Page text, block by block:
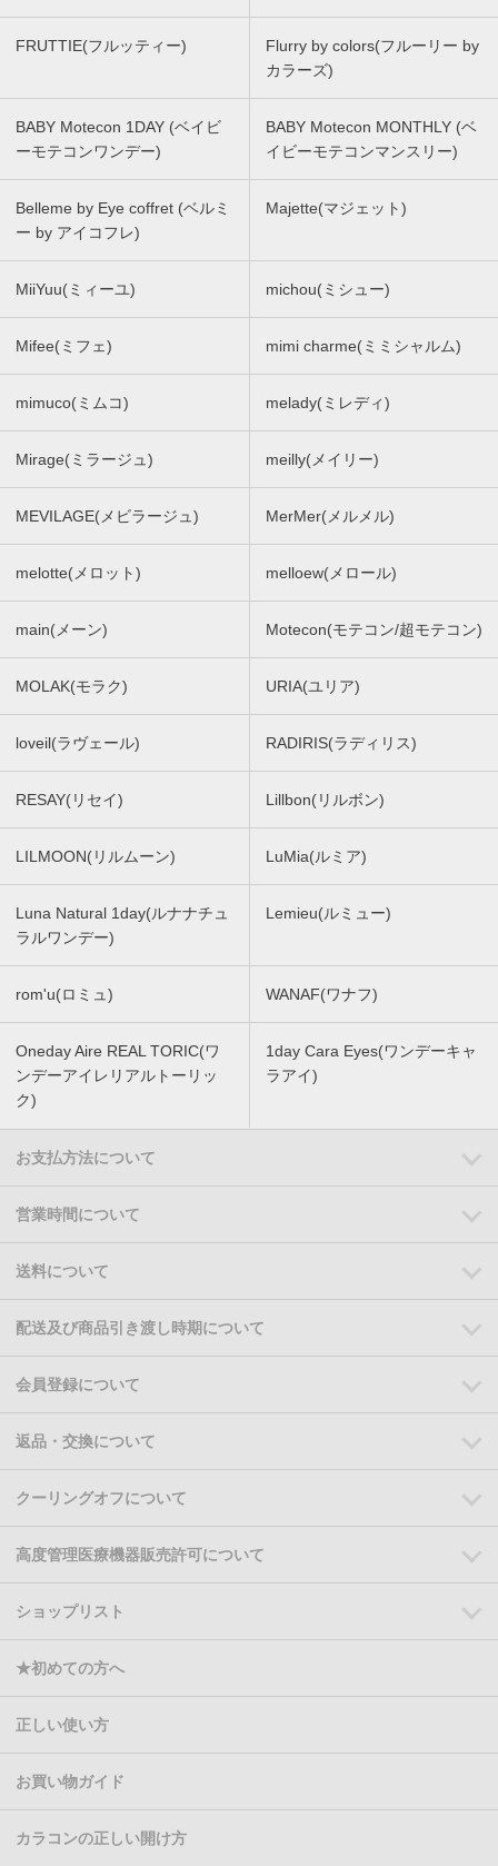
FRUTTIE(フルッティー)
Flurry by colors(フルーリー by
カラーズ)
BABY Motecon 1DAY (ベイビ
ーモテコンワンデー)
BABY Motecon MONTHLY (ベ
イビーモテコンマンスリー)
Belleme by Eye coffret (ベルミ
ー by アイコフレ)
Majette(マジェット)
MiiYuu(ミィーユ) michou(ミシュー)
Mifee(ミフェ) mimi charme(ミミシャルム)
mimuco(ミムコ) melady(ミレディ)
Mirage(ミラージュ) meilly(メイリー)
MEVILAGE(メビラージュ) MerMer(メルメル)
melotte(メロット) melloew(メロール)
main(メーン) Motecon(モテコン/超モテコン)
MOLAK(モラク) URIA(ユリア)
loveil(ラヴェール) RADIRIS(ラディリス)
RESAY(リセイ) Lillbon(リルボン)
LILMOON(リルムーン) LuMia(ルミア)
Luna Natural 1day(ルナナチュ
ラルワンデー)
Lemieu(ルミュー)
rom'u(ロミュ) WANAF(ワナフ)
Oneday Aire REAL TORIC(ワ
ンデーアイレリアルトーリッ
ク)
1day Cara Eyes(ワンデーキャ
ラアイ)
お支払方法について
営業時間について
送料について
配送及び商品引き渡し時期について
会員登録について
返品・交換について
クーリングオフについて
高度管理医療機器販売許可について
ショップリスト
★初めての方へ
正しい使い方
お買い物ガイド
カラコンの正しい開け方